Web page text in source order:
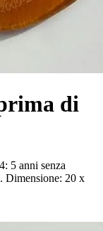
di
5 anni senza
Dimensione: 20 x